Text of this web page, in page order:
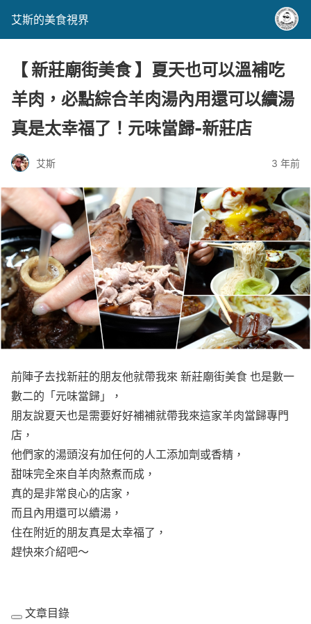
艾斯的美食視界
【 新莊廟街美食 】夏天也可以溫補吃
羊肉，必點綜合羊肉湯內用還可以續湯
真是太幸福了！元味當歸-新莊店
艾斯 3 年前
前陣子去找新莊的朋友他就帶我來 新莊廟街美食 也是數一
數二的「元味當歸」，
朋友說夏天也是需要好好補補就帶我來這家羊肉當歸專門
店，
他們家的湯頭沒有加任何的人工添加劑或香精，
甜味完全來自羊肉熬煮而成，
真的是非常良心的店家，
而且內用還可以續湯，
住在附近的朋友真是太幸福了，
趕快來介紹吧～
文章目錄